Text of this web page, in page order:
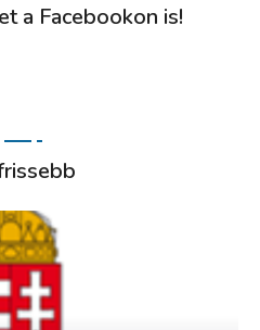
a Facebookon is!